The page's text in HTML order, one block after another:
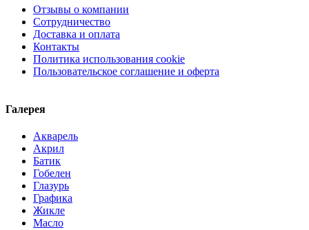
Отзывы о компании
Сотрудничество
Доставка и оплата
Контакты
Политика использования cookie
Пользовательское соглашение и оферта
Галерея
Акварель
Акрил
Батик
Гобелен
Глазурь
Графика
Жикле
Масло